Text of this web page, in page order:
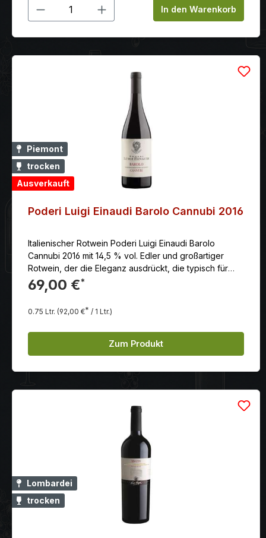
Produkt Anzahl: Gib denIn den Warenkorb
Piemont
trocken
Ausverkauft
Poderi Luigi Einaudi Barolo Cannubi 2016
Italienischer Rotwein Poderi Luigi Einaudi Barolo
Cannubi 2016 mit 14,5 % vol. Edler und großartiger
Rotwein, der die Eleganz ausdrückt, die typisch für
das Terroir von "Cannubi" in Barolo ist.
69,00 €*
0.75 Ltr. (92,00 €* / 1 Ltr.)
Zum Produkt
Lombardei
trocken